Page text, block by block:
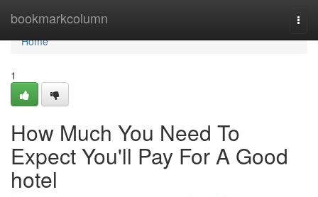
bookmarkcolumn
Home
Home
1
How Much You Need To
Expect You'll Pay For A Good
hotel